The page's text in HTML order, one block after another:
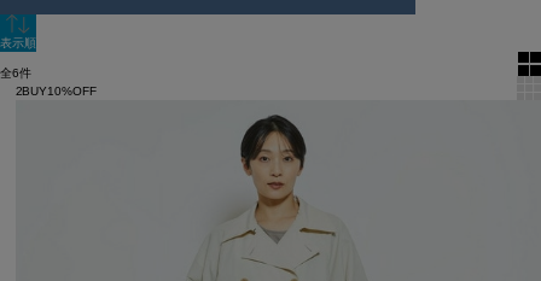
表示順
全6件
2BUY10%OFF